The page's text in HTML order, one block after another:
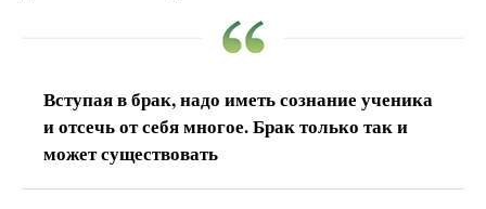
Вступая в брак, надо иметь сознание ученика
и отсечь от себя многое. Брак только так и
может существовать